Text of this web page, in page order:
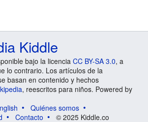
Kiddle
bajo la licencia CC BY-SA 3.0, a
lo contrario. Los artículos de la
basan en contenido y hechos
, reescritos para niños. Powered by
Quiénes somos
Contacto © 2025 Kiddle.co